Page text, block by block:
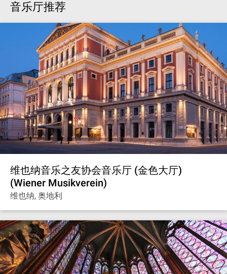
音乐厅推荐
维也纳音乐之友协会音乐厅 (金色大厅)
(Wiener Musikverein)
维也纳, 奥地利